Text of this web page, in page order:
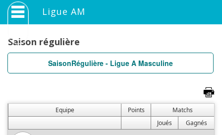
Ligue AM
Saison régulière
SaisonRégulière - Ligue A Masculine
Equipe Points
Matchs
Joués
Gagnés